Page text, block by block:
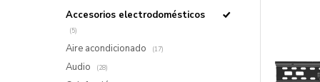
Accesorios electrodomésticos
(5)
Aire acondicionado (17)
Audio (28)